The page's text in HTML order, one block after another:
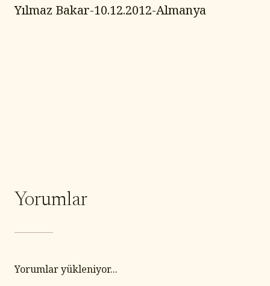
Yılmaz Bakar-10.12.2012-Almanya
Yorumlar
Yorumlar yükleniyor...